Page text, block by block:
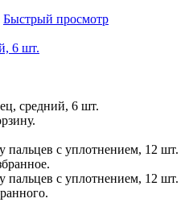
Быстрый просмотр
6 шт.
средний, 6 шт.
пальцев с уплотнением, 12 шт.
пальцев с уплотнением, 12 шт.